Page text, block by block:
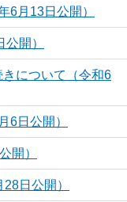
6月13日公開）
開）
について（令和6
6日公開）
開）
日公開）